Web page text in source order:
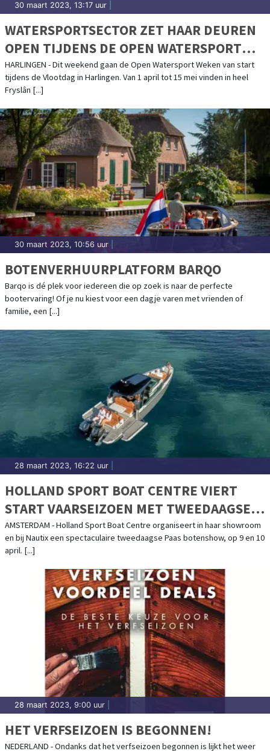
30 maart 2023, 13:17 uur
WATERSPORTSECTOR ZET HAAR DEUREN
OPEN TIJDENS DE OPEN WATERSPORT
WEKEN
HARLINGEN - Dit weekend gaan de Open Watersport Weken van start
tijdens de Vlootdag in Harlingen. Van 1 april tot 15 mei vinden in heel
Fryslân [...]
30 maart 2023, 10:56 uur
BOTENVERHUURPLATFORM BARQO
Barqo is dé plek voor iedereen die op zoek is naar de perfecte
bootervaring! Of je nu kiest voor een dagje varen met vrienden of
familie, een [...]
28 maart 2023, 16:22 uur
HOLLAND SPORT BOAT CENTRE VIERT
START VAARSEIZOEN MET TWEEDAAGSE
PAAS BOTENSHOW
AMSTERDAM - Holland Sport Boat Centre organiseert in haar showroom
en bij Nautix een spectaculaire tweedaagse Paas botenshow, op 9 en 10
april. [...]
28 maart 2023, 9:00 uur
HET VERFSEIZOEN IS BEGONNEN!
NEDERLAND - Ondanks dat het verfseizoen begonnen is lijkt het weer